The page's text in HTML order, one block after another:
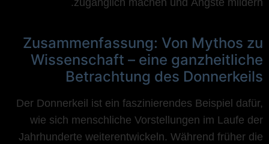
Zusammenfassung: Von Mythos zu
Wissenschaft – eine ganzheitliche
Betrachtung des Donnerkeils
Der Donnerkeil ist ein faszinierendes Beispiel dafür,
wie sich menschliche Vorstellungen im Laufe der
Jahrhunderte weiterentwickeln. Während früher die